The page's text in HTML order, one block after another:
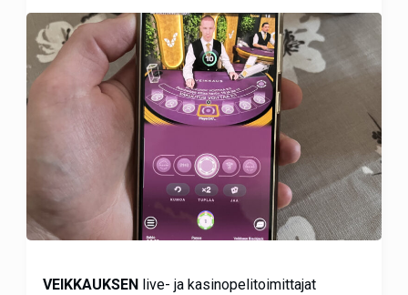
VEIKKAUKSEN
live- ja kasinopelitoimittajat